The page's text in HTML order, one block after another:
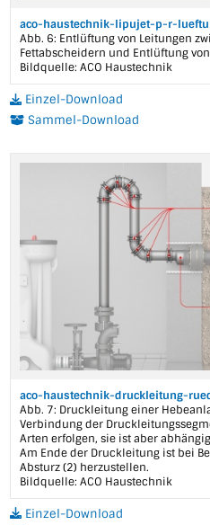
aco-haustechnik-lipujet-p-r-
Abb. 6: Entlüftung von Leitungen
Fettabscheidern und Entlüftung
Bildquelle: ACO Haustechnik
Einzel-Download
Sammel-Download
aco-haustechnik-druckleitung-
Abb. 7: Druckleitung einer
Verbindung der
Arten erfolgen, sie ist aber
Am Ende der Druckleitung ist bei
Absturz (2) herzustellen.
Bildquelle: ACO Haustechnik
Einzel-Download